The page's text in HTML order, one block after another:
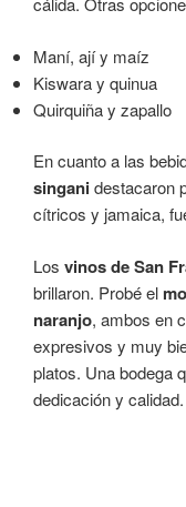
Maní, ají y maíz
Kiswara y quinua
Quirquiña y zapallo
En cuanto a las
singanidestacaron
cítricos y jamaica,
Los vinos de San
brillaron. Probé el
naranjo, ambos en
expresivos y muy
platos. Una bodega
dedicación y calidad.